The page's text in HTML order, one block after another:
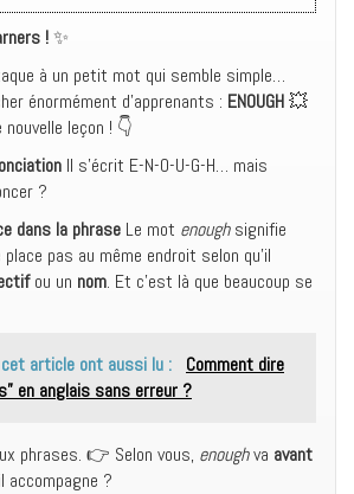
!✨
à un petit mot qui semble simple…
énormément d’apprenants : ENOUGH💥
leçon ! 👇
Il s’écrit E-N-O-U-G-H… mais
?
dans la phrase Le mot enoughsignifie
pas au même endroit selon qu’il
ou un nom. Et c’est là que beaucoup se
article ont aussi lu :
Comment dire
en anglais sans erreur ?
phrases. 👉 Selon vous, enoughva avant
accompagne ?